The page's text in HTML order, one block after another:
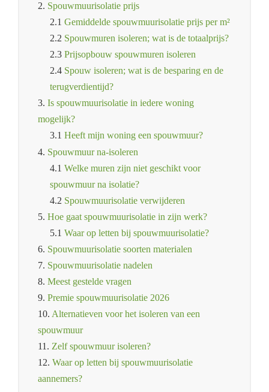
2. Spouwmuurisolatie prijs
2.1 Gemiddelde spouwmuurisolatie prijs per m²
2.2 Spouwmuren isoleren; wat is de totaalprijs?
2.3 Prijsopbouw spouwmuren isoleren
2.4 Spouw isoleren; wat is de besparing en de
terugverdientijd?
3. Is spouwmuurisolatie in iedere woning
mogelijk?
3.1 Heeft mijn woning een spouwmuur?
4. Spouwmuur na-isoleren
4.1 Welke muren zijn niet geschikt voor
spouwmuur na isolatie?
4.2 Spouwmuurisolatie verwijderen
5. Hoe gaat spouwmuurisolatie in zijn werk?
5.1 Waar op letten bij spouwmuurisolatie?
6. Spouwmuurisolatie soorten materialen
7. Spouwmuurisolatie nadelen
8. Meest gestelde vragen
9. Premie spouwmuurisolatie 2026
10. Alternatieven voor het isoleren van een
spouwmuur
11. Zelf spouwmuur isoleren?
12. Waar op letten bij spouwmuurisolatie
aannemers?